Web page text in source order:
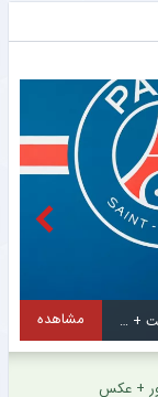
هافبک هجومی ۲۴ ساله فرانسوی به پاری‌سن‌ژرمن پیوست + عکس مشاهده
+ عکس